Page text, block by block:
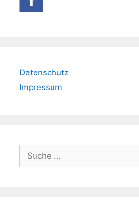
Datenschutz
Impressum
Suche
nach: